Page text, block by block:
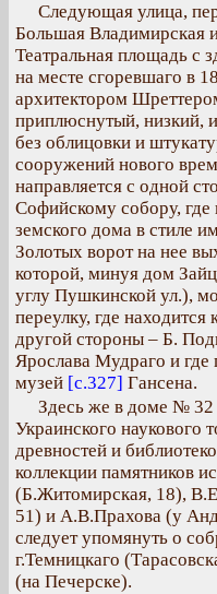
Следующая улица,
Большая Владимирская
Театральная площадь с
на месте сгоревшаго в
архитектором
приплюснутый, низкий,
без облицовки и
сооружений нового
направляется с одной
Софийскому собору,
земского дома в стиле
Золотых ворот на нее
которой, минуя дом
углу Пушкинской ул.),
переулку, где находится
другой стороны – Б.
Ярослава Мудраго и
музей [с.327] Гансена.
Здесь же в доме № 32
Украинского наукового
древностей и
коллекции памятников
(Б.Житомирская, 18),
51) и А.В.Прахова (у
следует упомянуть о
г.Темницкаго
(на Печерске).